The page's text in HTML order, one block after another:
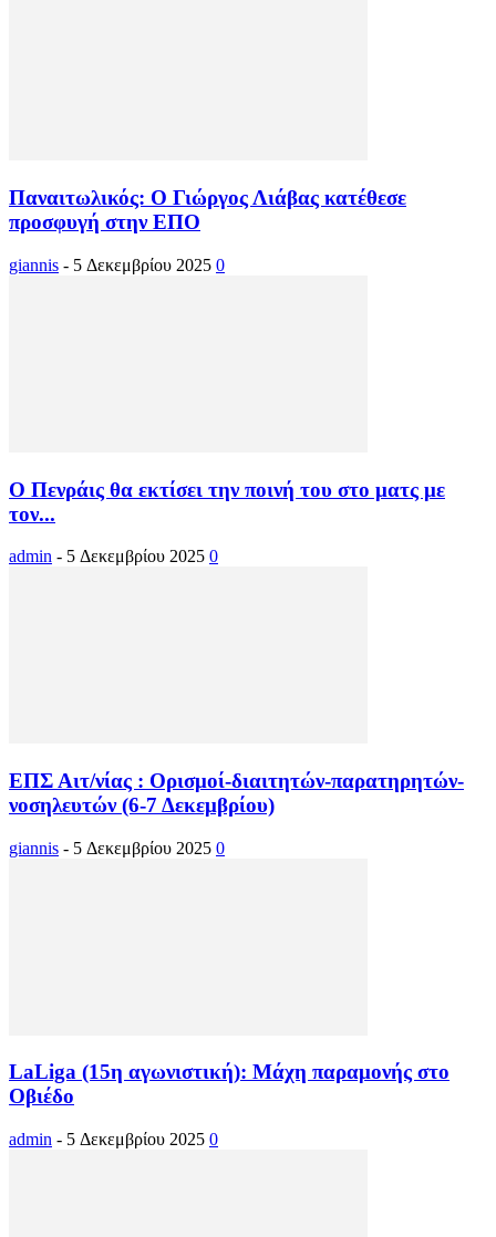
Παναιτωλικός: Ο Γιώργος Λιάβας κατέθεσε
προσφυγή στην ΕΠΟ
giannis - 5 Δεκεμβρίου 2025 0
Ο Πενράις θα εκτίσει την ποινή του στο ματς με
τον...
admin - 5 Δεκεμβρίου 2025 0
ΕΠΣ Αιτ/νίας : Ορισμοί-διαιτητών-παρατηρητών-
νοσηλευτών (6-7 Δεκεμβρίου)
giannis - 5 Δεκεμβρίου 2025 0
LaLiga (15η αγωνιστική): Μάχη παραμονής στο
Οβιέδο
admin - 5 Δεκεμβρίου 2025 0